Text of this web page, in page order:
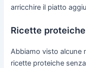
arricchire il piatto
Ricette
Abbiamo visto alcune
ricette proteiche